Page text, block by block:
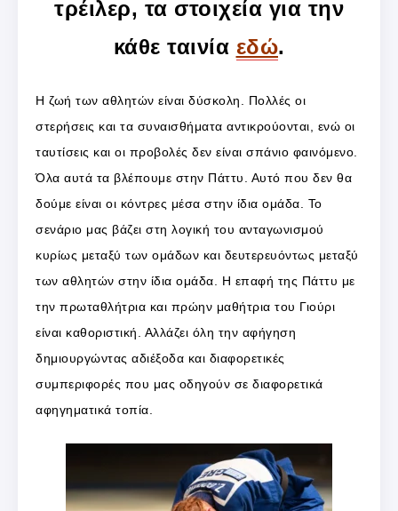
τρέιλερ, τα στοιχεία για την
κάθε ταινία εδώ.
Η ζωή των αθλητών είναι δύσκολη. Πολλές οι
στερήσεις και τα συναισθήματα αντικρούονται, ενώ οι
ταυτίσεις και οι προβολές δεν είναι σπάνιο φαινόμενο.
Όλα αυτά τα βλέπουμε στην Πάττυ. Αυτό που δεν θα
δούμε είναι οι κόντρες μέσα στην ίδια ομάδα. Το
σενάριο μας βάζει στη λογική του ανταγωνισμού
κυρίως μεταξύ των ομάδων και δευτερευόντως μεταξύ
των αθλητών στην ίδια ομάδα. Η επαφή της Πάττυ με
την πρωταθλήτρια και πρώην μαθήτρια του Γιούρι
είναι καθοριστική. Αλλάζει όλη την αφήγηση
δημιουργώντας αδιέξοδα και διαφορετικές
συμπεριφορές που μας οδηγούν σε διαφορετικά
αφηγηματικά τοπία.